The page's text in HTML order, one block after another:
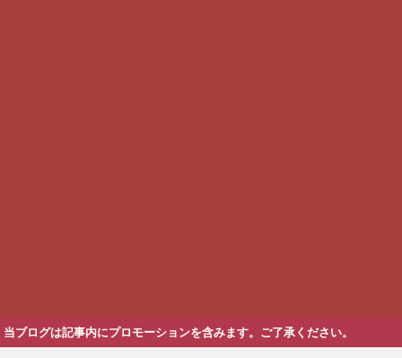
ログは記事内にプロモーションを含みます。ご了承ください。